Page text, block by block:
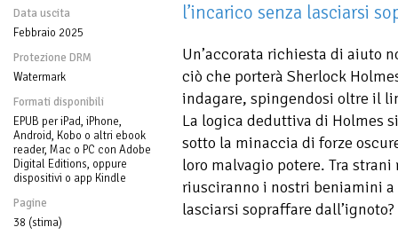
Data uscita
Febbraio 2025
Protezione DRM
Watermark
Formati disponibili
EPUB per iPad, iPhone,
Android, Kobo o altri ebook
reader, Mac o PC con Adobe
Digital Editions, oppure
dispositivi o app Kindle
Pagine
38 (stima)
l’incarico senza lasciarsi
Un’accorata richiesta di aiuto
ciò che porterà Sherlock
indagare, spingendosi oltre il
La logica deduttiva di Holmes
sotto la minaccia di forze
loro malvagio potere. Tra
riusciranno i nostri beniamini a
lasciarsi sopraffare dall’ignoto?